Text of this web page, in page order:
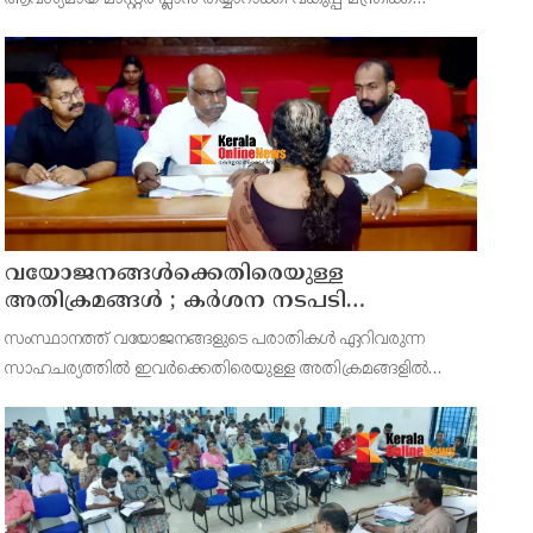
അറിയിച്ചു. ഡിപ്പോയ്ക്ക് നാല് ഏക്കറിൽ അധികം വരുന്ന
സ്ഥലമുണ്ട്
വയോജനങ്ങൾക്കെതിരെയുള്ള
അതിക്രമങ്ങൾ ; കർശന നടപടി
സ്വീകരിക്കുമെന്ന് കമ്മീഷൻ
സംസ്ഥാനത്ത് വയോജനങ്ങളുടെ പരാതികൾ ഏറിവരുന്ന
സാഹചര്യത്തിൽ ഇവർക്കെതിരെയുള്ള അതിക്രമങ്ങളിൽ
ചെയർമാൻ അഡ്വ. കെ. സോമപ്രസാദ്.